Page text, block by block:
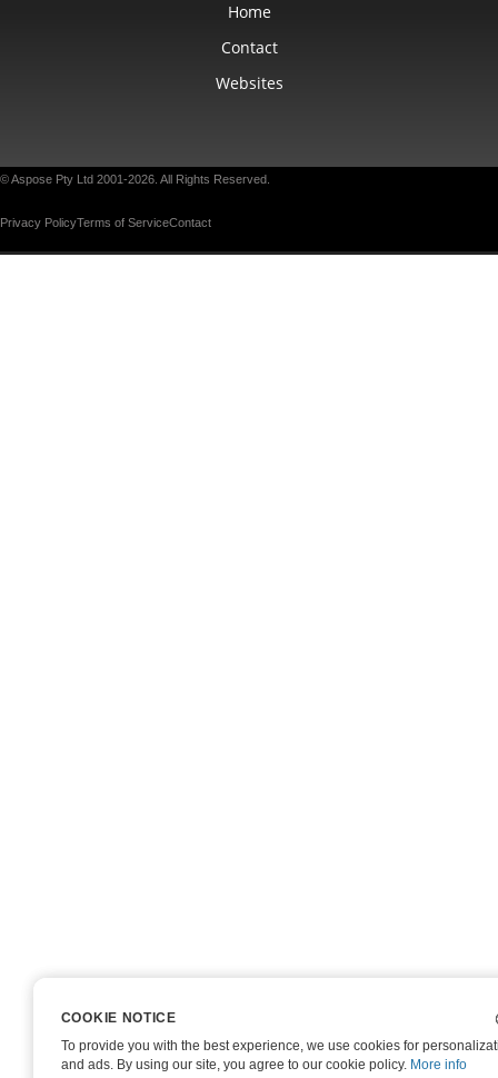
Home
Contact
Websites
© Aspose Pty Ltd 2001-2026. All Rights Reserved.
Privacy PolicyTerms of ServiceContact
COOKIE NOTICE
To provide you with the best experience, we use cookies for
and ads. By using our site, you agree to our cookie policy. More info
COOKIE NOTICE
To provide you with the best experience, we use cookies for
and ads. By using our site, you agree to our cookie policy. More info